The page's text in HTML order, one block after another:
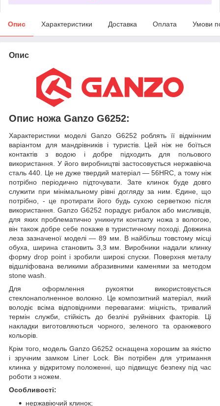
Опис Характеристики Доставка Оплата Умови
Опис
Опис ножа Ganzo G6252:
Характеристики моделі Ganzo G6252 роблять її відмінним
варіантом для мандрівників і туристів. Цей ніж не боїться
контактів з водою і добре підходить для польового
використання. У його виробництві застосовується нержавіюча
сталь 440. Це не дуже твердий матеріал — 56HRC, а тому ніж
потрібно періодично підточувати. Зате клинок буде довго
служити при мінімальному рівні догляду за ним. Єдине, що
потрібно, - це протирати його будь сухою серветкою після
використання. Ganzo G6252 порадує рибалок або мисливців,
для яких проблематично уникнути контакту ножа з вологою,
він також добре себе покаже в туристичному поході. Довжина
леза зазначеної моделі — 89 мм. В найбільш товстому місці
обуха, ширина становить 3,3 мм. Виробники надали клинку
форму drop point і зробили широкі спуски. Поверхня металу
відшліфована великими абразивними каменями за методом
stone wash.
Для оформлення рукоятки використовується
стеклонаполненное волокно. Це композитний матеріал, який
володіє всіма відповідними перевагами: міцність, тривалий
термін служби, стійкість до безлічі руйнівних факторів. Ці
накладки виготовляються чорного, зеленого та оранжевого
кольорів.
Крім того, модель Ganzo G6252 оснащена хорошим за якістю
і зручним замком Liner Lock. Він потрібен для утримання
клинка у відкритому положенні, що підвищує безпеку під час
роботи з ножем.
Особливості:
нержавіючий клинок;